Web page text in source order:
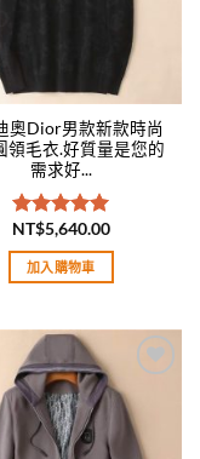
奧Dior男款新款時尚
領毛衣.好質量是您的
需求好...
評分5.00
滿分 5
NT$5,640.00
加入購物車
Add to
wishlist